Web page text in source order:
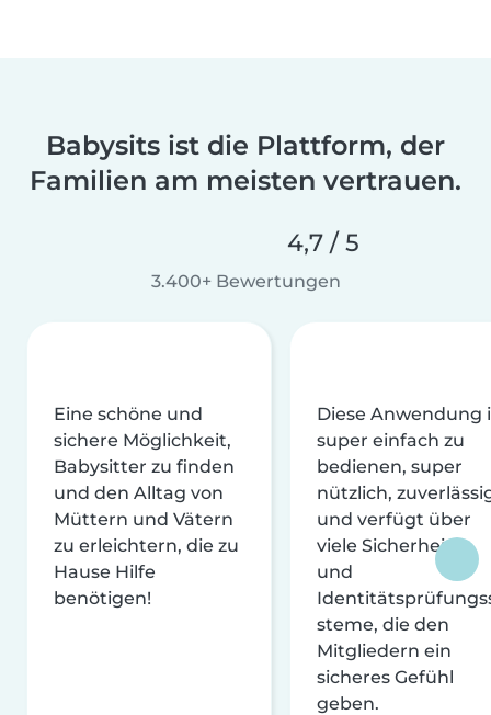
Babysits ist die Plattform, der
Familien am meisten vertrauen.
4,7 / 5
3.400+ Bewertungen
Eine schöne und
sichere Möglichkeit,
Babysitter zu finden
und den Alltag von
Müttern und Vätern
zu erleichtern, die zu
Hause Hilfe
benötigen!
Diese Anwendung
super einfach zu
bedienen, super
nützlich,
und verfügt über
viele Sicherheits-
und
steme, die den
Mitgliedern ein
sicheres Gefühl
geben.